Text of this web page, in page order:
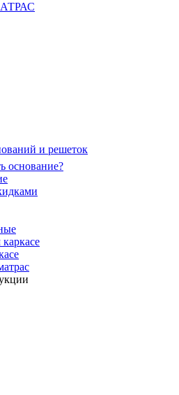
и решеток
основание?